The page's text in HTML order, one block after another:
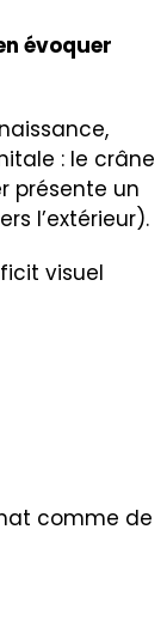
évoquer
: le crâne
présente un
l’extérieur).
visuel
comme de